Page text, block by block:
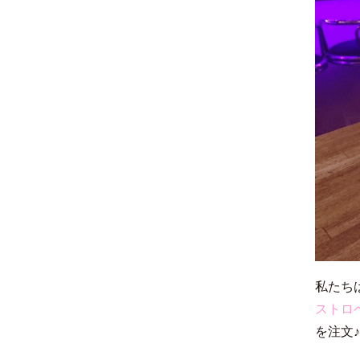
私たち
ストロ
を注文♪